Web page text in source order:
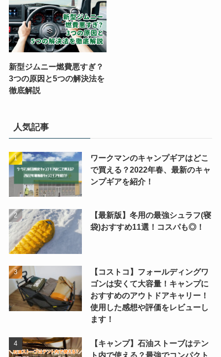
新型ジムニー燃費悪すぎ？
3つの原因と5つの解決法を
徹底解説
人気記事
ワークマンのキャンプギアはどこ
で買える？2022年春、最新のキャ
ンプギアを紹介！
【最新版】冬用の最強シュラフ(寝
袋)おすすめ11選！コスパも◎！
【コストコ】フォールディングワ
ゴンは安くて大容量！キャンプに
おすすめのアウトドアキャリー！
使用した感想や評価をレビューし
ます！
【キャンプ】石油ストーブはテン
ト内で使える？最強でコンパクト